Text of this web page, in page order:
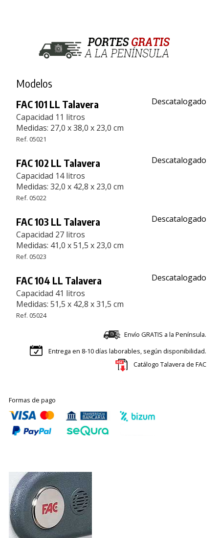
Modelos
FAC 101 LL Talavera
Capacidad 11 litros
Medidas: 27,0 x 38,0 x 23,0 cm
Ref. 05021
Descatalogado
FAC 102 LL Talavera
Capacidad 14 litros
Medidas: 32,0 x 42,8 x 23,0 cm
Ref. 05022
Descatalogado
FAC 103 LL Talavera
Capacidad 27 litros
Medidas: 41,0 x 51,5 x 23,0 cm
Ref. 05023
Descatalogado
FAC 104 LL Talavera
Capacidad 41 litros
Medidas: 51,5 x 42,8 x 31,5 cm
Ref. 05024
Descatalogado
Envío GRATIS a la Península.
Entrega en 8-10 días laborables, según disponibilidad.
Catálogo Talavera de FAC
Formas de pago